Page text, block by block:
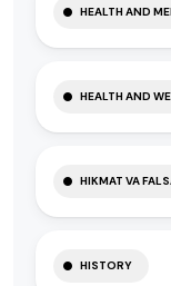
HEALTH AND
HEALTH AND
HIKMAT VA
HISTORY